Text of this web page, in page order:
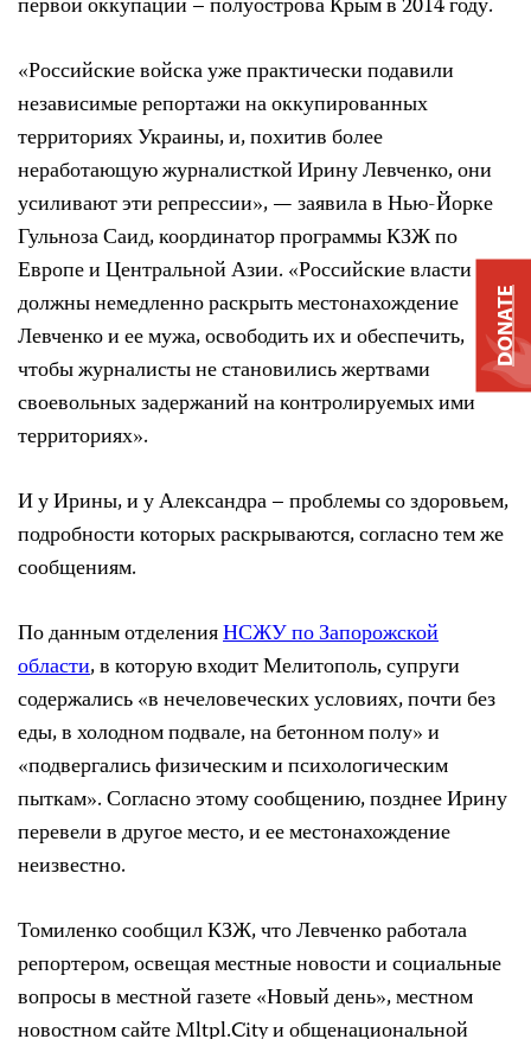
«Российские войска уже практически подавили
независимые репортажи на оккупированных
территориях Украины, и, похитив более
неработающую журналисткой Ирину Левченко, они
усиливают эти репрессии», — заявила в Нью-Йорке
Гульноза Саид, координатор программы КЗЖ по
Европе и Центральной Азии. «Российские власти
должны немедленно раскрыть местонахождение
Левченко и ее мужа, освободить их и обеспечить,
чтобы журналисты не становились жертвами
своевольных задержаний на контролируемых ими
территориях».
И у Ирины, и у Александра – проблемы со здоровьем,
подробности которых раскрываются, согласно тем же
сообщениям.
По данным отделенияНСЖУ по Запорожской
области, в которую входит Мелитополь, супруги
содержались «в нечеловеческих условиях, почти без
еды, в холодном подвале, на бетонном полу» и
«подвергались физическим и психологическим
пыткам». Согласно этому сообщению, позднее Ирину
перевели в другое место, и ее местонахождение
неизвестно.
Томиленко сообщил КЗЖ, что Левченко работала
репортером, освещая местные новости и социальные
вопросы в местной газете «Новый день», местном
новостном сайте Mltpl.City и общенациональной
DONATE